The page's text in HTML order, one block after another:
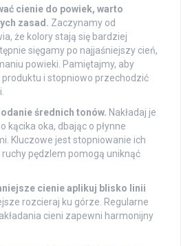
cienie do powiek, warto
zasad. Zaczynamy od
że kolory stają się bardziej
sięgamy po najjaśniejszy cień,
powieki. Pamiętajmy, aby
produktu i stopniowo przechodzić
średnich tonów. Nakładaj je
kącika oka, dbając o płynne
Kluczowe jest stopniowanie ich
pędzlem pomogą uniknąć
cienie aplikuj blisko linii
rozcieraj ku górze. Regularne
cieni zapewni harmonijny